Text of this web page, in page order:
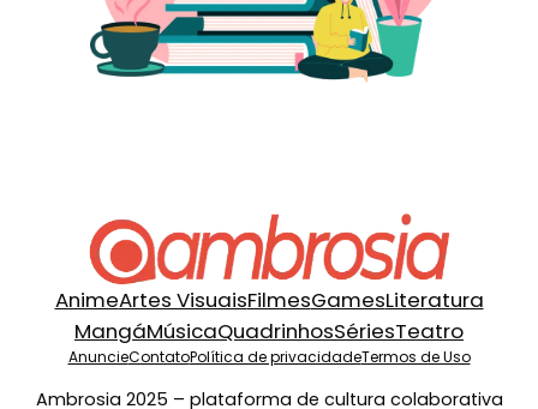
AnimeArtes VisuaisFilmesGamesLiteratura
MangáMúsicaQuadrinhosSériesTeatro
AnuncieContatoPolítica de privacidadeTermos de Uso
Ambrosia 2025 – plataforma de cultura colaborativa